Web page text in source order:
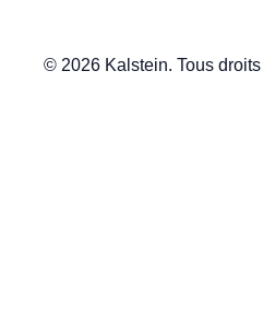
© 2026 Kalstein. Tous